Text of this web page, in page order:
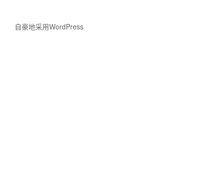
自豪地采用WordPress